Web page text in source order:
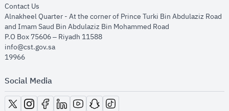
Contact Us
Alnakheel Quarter - At the corner of Prince Turki Bin Abdulaziz Road
and Imam Saud Bin Abdulaziz Bin Mohammed Road​
P.O Box 75606 – Riyadh 11588
info@cst.gov.sa
19966
Social Media
opens in new window
opens in new window
opens in new window
opens in new window
opens in new window
opens in new window
opens in new window